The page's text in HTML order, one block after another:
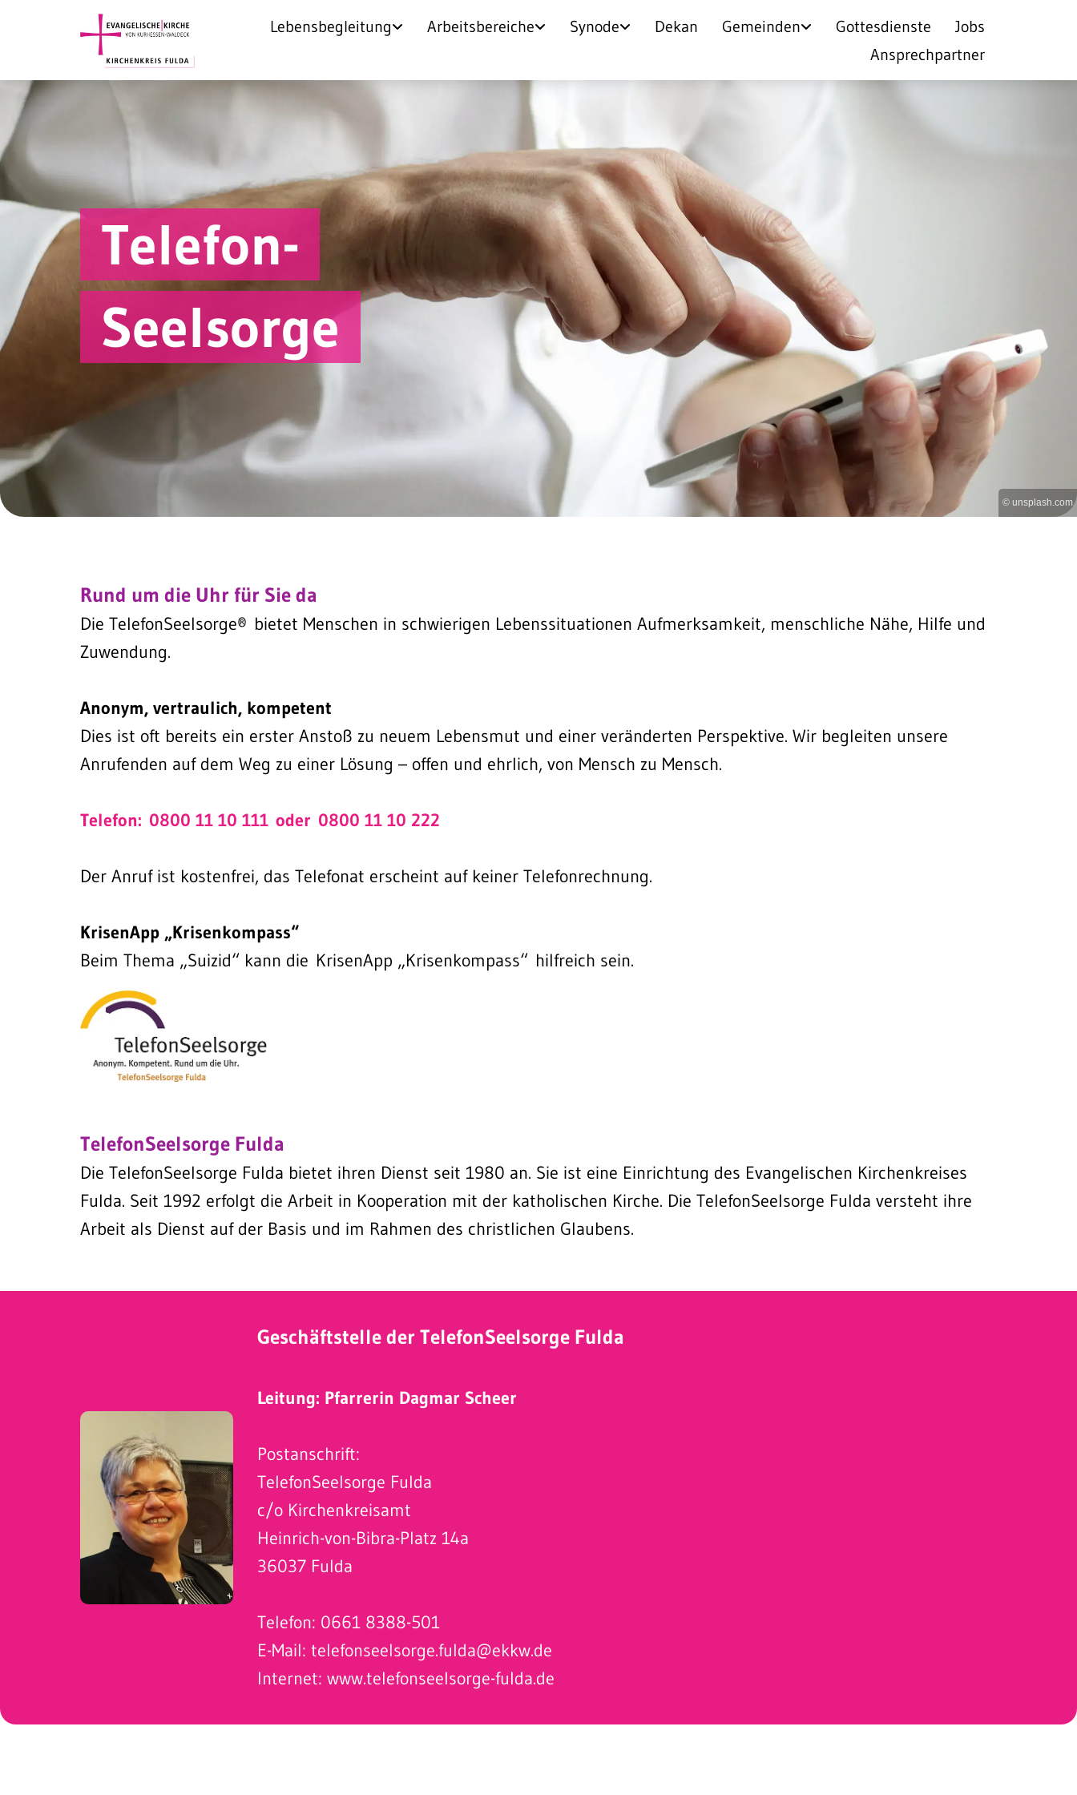
Lebensbegleitung Arbeitsbereiche Synode Dekan Gemeinden Gottesdienste
Jobs
Ansprechpartner
Telefon-
Seelsorge
© unsplash.com
Rund um die Uhr für Sie da
Die TelefonSeelsorge® bietet Menschen in schwierigen Lebenssituationen Aufmerksamkeit, menschliche Nähe, Hilfe und
Zuwendung.
Anonym, vertraulich, kompetent
Dies ist oft bereits ein erster Anstoß zu neuem Lebensmut und einer veränderten Perspektive. Wir begleiten unsere
Anrufenden auf dem Weg zu einer Lösung – offen und ehrlich, von Mensch zu Mensch.
Telefon: 0800 11 10 111 oder 0800 11 10 222
Der Anruf ist kostenfrei, das Telefonat erscheint auf keiner Telefonrechnung.
KrisenApp „Krisenkompass“
Beim Thema „Suizid“ kann die KrisenApp „Krisenkompass“ hilfreich sein.
TelefonSeelsorge Fulda
Die TelefonSeelsorge Fulda bietet ihren Dienst seit 1980 an. Sie ist eine Einrichtung des Evangelischen Kirchenkreises
Fulda. Seit 1992 erfolgt die Arbeit in Kooperation mit der katholischen Kirche. Die TelefonSeelsorge Fulda versteht ihre
Arbeit als Dienst auf der Basis und im Rahmen des christlichen Glaubens.
Geschäftstelle der TelefonSeelsorge Fulda
Leitung: Pfarrerin Dagmar Scheer
Postanschrift:
TelefonSeelsorge Fulda
c/o Kirchenkreisamt
Heinrich-von-Bibra-Platz 14a
36037 Fulda
Telefon: 0661 8388-501
E-Mail: telefonseelsorge.fulda@ekkw.de
Internet: www.telefonseelsorge-fulda.de